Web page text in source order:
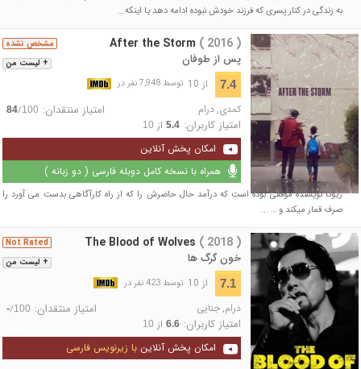
به زندگی در کنار پسری که فرزند خود‌ش نبوده ادامه دهد یا اینکه...
+ لیست من
مشخص نشده After the Storm ( 2016 )
پس از طوفان
7.4 از 10 توسط 7,948 نفر در
کمدی, درام امتیاز منتقدان: 84/100
امتیاز کاربران: 5.4از 10
امکان پخش آنلاین
همراه با نسخه کامل دوبله فارسی ( دو زبانه )
ریوتا نویسنده موفقی بوده است که درآمد حال حاضرش را که از راه کارآگاهی بدست می آورد را
صرف قمار میکند و … ...
+ لیست من
Not Rated The Blood of Wolves ( 2018 )
خون گرگ ها
7.1 از 10 توسط 423 نفر در
درام,جنایی امتیاز منتقدان: -/100
امتیاز کاربران: 6.6از 10
امکان پخش آنلاین با زیرنویس فارسی